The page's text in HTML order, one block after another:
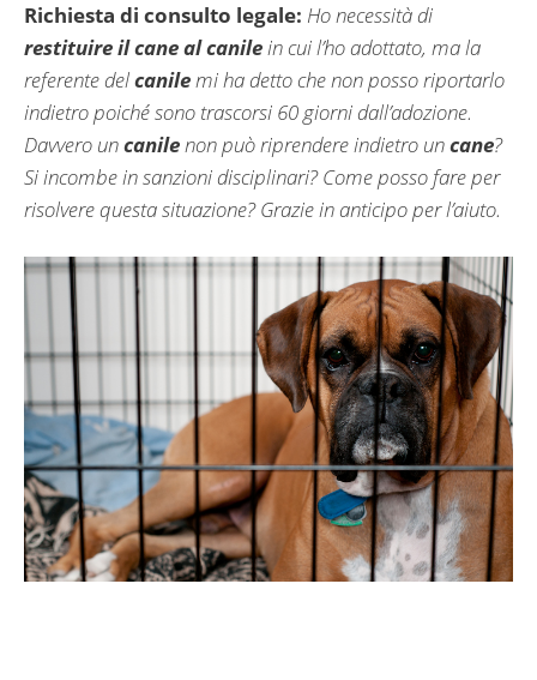
Richiesta di consulto legale: Ho necessità di
restituire il cane al canilein cui l’ho adottato, ma la
referente delcanilemi ha detto che non posso riportarlo
indietro poiché sono trascorsi 60 giorni dall’adozione.
Davvero uncanilenon può riprendere indietro uncane?
Si incombe in sanzioni disciplinari? Come posso fare per
risolvere questa situazione? Grazie in anticipo per l’aiuto.